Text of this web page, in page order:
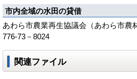
市内全域の水田の貸借
あわら市農業再生協議会（あわら市
776-73－8024
関連ファイル